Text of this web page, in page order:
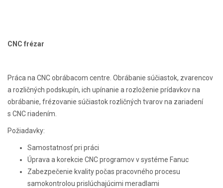
CNC frézar
Práca na CNC obrábacom centre. Obrábanie súčiastok, zvarencov
a rozličných podskupín, ich upínanie a rozloženie prídavkov na
obrábanie, frézovanie súčiastok rozličných tvarov na zariadení
s CNC riadením.
Požiadavky:
Samostatnosť pri práci
Úprava a korekcie CNC programov v systéme Fanuc
Zabezpečenie kvality počas pracovného procesu
samokontrolou prislúchajúcimi meradlami